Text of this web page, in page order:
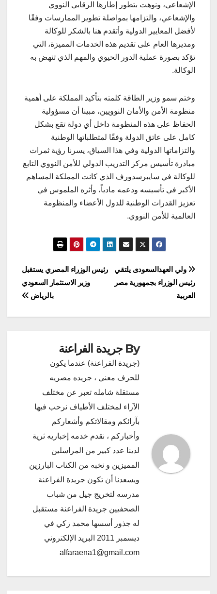
الإشعاعي، ونوهت بتطور إطارها الرقابي النووي
والإشعاعي، والتزامها بمواصلة تطوير الممارسات وفقًا
لأفضل المعايير الدولية وأتقدم هنا بالشكر للوكالة
ومديرها العام على تقديم هذه الخدمات المميزة، التي
تؤكد بصورة عملية الدور الحيوي والمهم الذي تنهض به
الوكالة.
وختم سمو وزير الطاقة كلمته بتأكيد المملكة على أهمية
منظومة الأمن والأمان النوويين، مبينا أن مسؤولية
الحفاظ على هذه المنظومة داخل أي دولة تقع بشكل
كامل على عاتق الدولة وفقًا لمتطلباتها الوطنية
والتزاماتها الدولية وفي هذا السياق، يسرنا رؤية ثمرات
مبادرة تأسيس مركز التدريب الدولي للأمن النووي التابع
للوكالة في سايبرسدورف الذي كانت المملكة المساهم
الأكبر في تأسيسه ودعمه مادياً، وأثره الملموس في
تعزيز القدرات الوطنية للدول الأعضاء والمنظومة
العالمية للأمن النووي.
تصفّح
المقالات
رئيس الوزراء المصري يستقبل
وزير الاستثمار السعودي
بالرياض
ولي العهدالسعودى يلتقي
رئيس الوزراء بجمهورية مصر
العربية
By جريدة الفراعنة
(جريدة الفراعنة) عندما يكون
للحرف معني ، جريده مصريه
مستقلة شامله تعبر عن مختلف
الآراء لمختلف الأطياف نرحب فيها
بآرائكم ومقالاتكم وأشعاركم
وأخباركم ، نقدم خدمه إخباريه ثرية
لدينا عدد كبير من المراسلين
المميزين و نخبه من الكتاب البارزين
ويسعدنا أن تكون جريدة الفراعنة
مدرسه لتخريج جيل من شباب
الصحفيين جريدة الفراعنة مستقبل
له جذور أسسها محمد زكي في
ديسمبر 2011 البريد الإلكتروني
alfaraena1@gmail.com